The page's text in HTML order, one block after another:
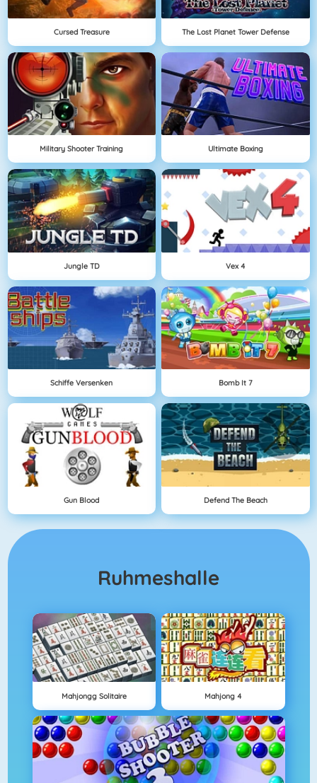
Cursed Treasure The Lost Planet Tower Defense
Military Shooter Training Ultimate Boxing
Jungle TD Vex 4
Schiffe Versenken Bomb It 7
Gun Blood Defend The Beach
Ruhmeshalle
Mahjongg Solitaire Mahjong 4